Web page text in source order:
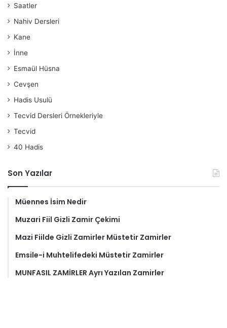
Saatler
Nahiv Dersleri
Kane
İnne
Esmaül Hüsna
Cevşen
Hadis Usulü
Tecvid Dersleri Örnekleriyle
Tecvid
40 Hadis
Son Yazılar
Müennes İsim Nedir
Muzari Fiil Gizli Zamir Çekimi
Mazi Fiilde Gizli Zamirler Müstetir Zamirler
Emsile-i Muhtelifedeki Müstetir Zamirler
MUNFASIL ZAMİRLER Ayrı Yazılan Zamirler